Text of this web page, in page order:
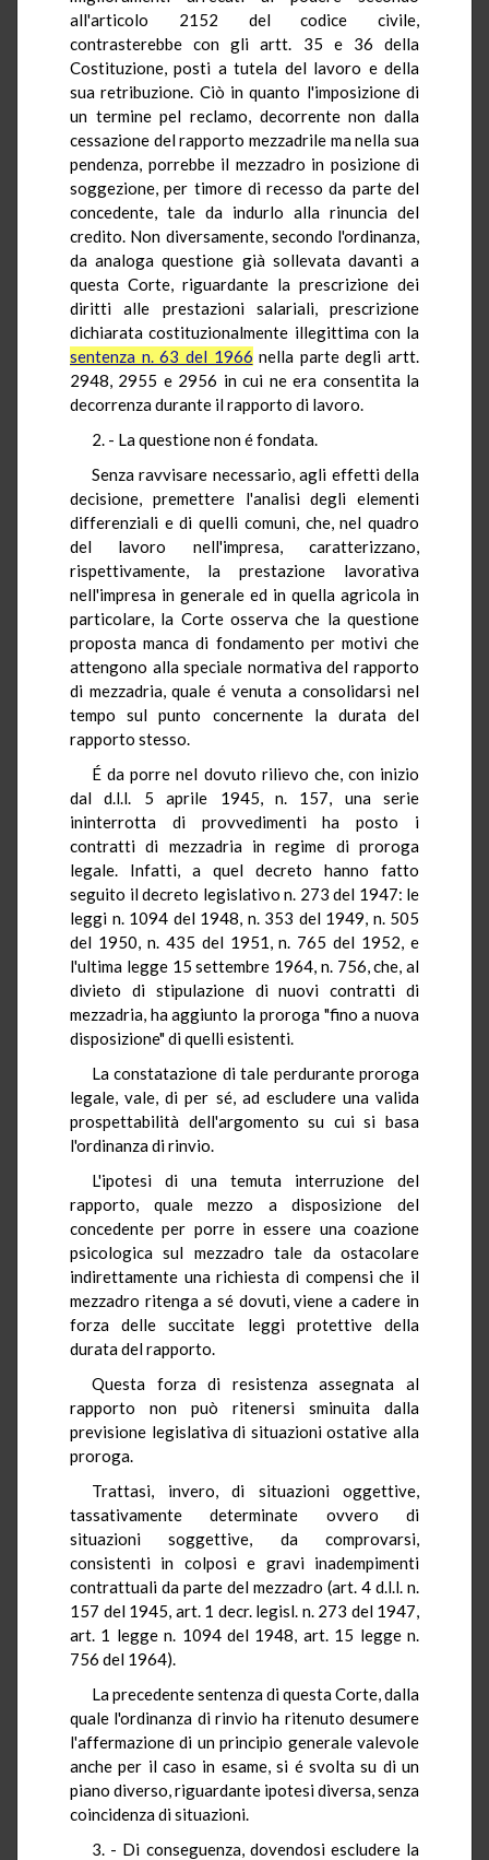
all'articolo 2152 del codice civile,
contrasterebbe con gli artt. 35 e 36 della
Costituzione, posti a tutela del lavoro e della
sua retribuzione. Ciò in quanto l'imposizione di
un termine pel reclamo, decorrente non dalla
cessazione del rapporto mezzadrile ma nella sua
pendenza, porrebbe il mezzadro in posizione di
soggezione, per timore di recesso da parte del
concedente, tale da indurlo alla rinuncia del
credito. Non diversamente, secondo l'ordinanza,
da analoga questione già sollevata davanti a
questa Corte, riguardante la prescrizione dei
diritti alle prestazioni salariali, prescrizione
dichiarata costituzionalmente illegittima con la
sentenza n. 63 del 1966 nella parte degli artt.
2948, 2955 e 2956 in cui ne era consentita la
decorrenza durante il rapporto di lavoro.
2. - La questione non é fondata.
Senza ravvisare necessario, agli effetti della
decisione, premettere l'analisi degli elementi
differenziali e di quelli comuni, che, nel quadro
del lavoro nell'impresa, caratterizzano,
rispettivamente, la prestazione lavorativa
nell'impresa in generale ed in quella agricola in
particolare, la Corte osserva che la questione
proposta manca di fondamento per motivi che
attengono alla speciale normativa del rapporto
di mezzadria, quale é venuta a consolidarsi nel
tempo sul punto concernente la durata del
rapporto stesso.
É da porre nel dovuto rilievo che, con inizio
dal d.l.l. 5 aprile 1945, n. 157, una serie
ininterrotta di provvedimenti ha posto i
contratti di mezzadria in regime di proroga
legale. Infatti, a quel decreto hanno fatto
seguito il decreto legislativo n. 273 del 1947: le
leggi n. 1094 del 1948, n. 353 del 1949, n. 505
del 1950, n. 435 del 1951, n. 765 del 1952, e
l'ultima legge 15 settembre 1964, n. 756, che, al
divieto di stipulazione di nuovi contratti di
mezzadria, ha aggiunto la proroga "fino a nuova
disposizione" di quelli esistenti.
La constatazione di tale perdurante proroga
legale, vale, di per sé, ad escludere una valida
prospettabilità dell'argomento su cui si basa
l'ordinanza di rinvio.
L'ipotesi di una temuta interruzione del
rapporto, quale mezzo a disposizione del
concedente per porre in essere una coazione
psicologica sul mezzadro tale da ostacolare
indirettamente una richiesta di compensi che il
mezzadro ritenga a sé dovuti, viene a cadere in
forza delle succitate leggi protettive della
durata del rapporto.
Questa forza di resistenza assegnata al
rapporto non può ritenersi sminuita dalla
previsione legislativa di situazioni ostative alla
proroga.
Trattasi, invero, di situazioni oggettive,
tassativamente determinate ovvero di
situazioni soggettive, da comprovarsi,
consistenti in colposi e gravi inadempimenti
contrattuali da parte del mezzadro (art. 4 d.l.l. n.
157 del 1945, art. 1 decr. legisl. n. 273 del 1947,
art. 1 legge n. 1094 del 1948, art. 15 legge n.
756 del 1964).
La precedente sentenza di questa Corte, dalla
quale l'ordinanza di rinvio ha ritenuto desumere
l'affermazione di un principio generale valevole
anche per il caso in esame, si é svolta su di un
piano diverso, riguardante ipotesi diversa, senza
coincidenza di situazioni.
3. - Di conseguenza, dovendosi escludere la